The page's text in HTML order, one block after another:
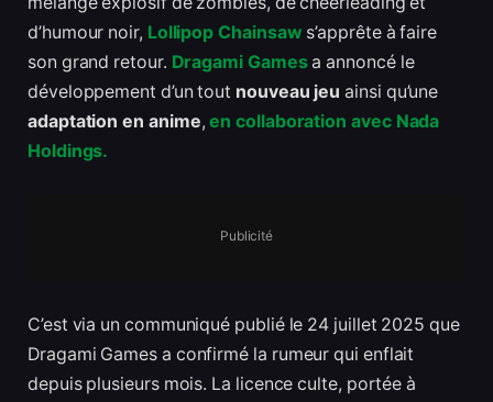
d’humour noir, Lollipop Chainsaw s’apprête à faire
son grand retour. Dragami Gamesa annoncé le
développement d’un tout nouveau jeu ainsi qu’une
adaptation en anime,en collaboration avec Nada
Holdings.
Publicité
C’est via un communiqué publié le 24 juillet 2025 que
Dragami Games a confirmé la rumeur qui enflait
depuis plusieurs mois. La licence culte, portée à